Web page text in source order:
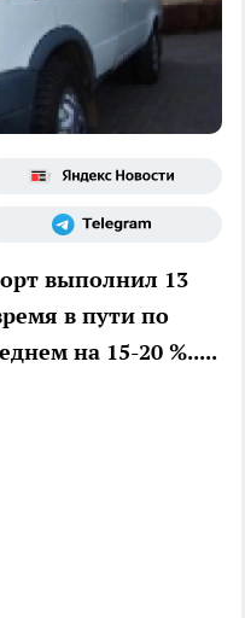
выполнил 13
в пути по
на 15-20 %.....